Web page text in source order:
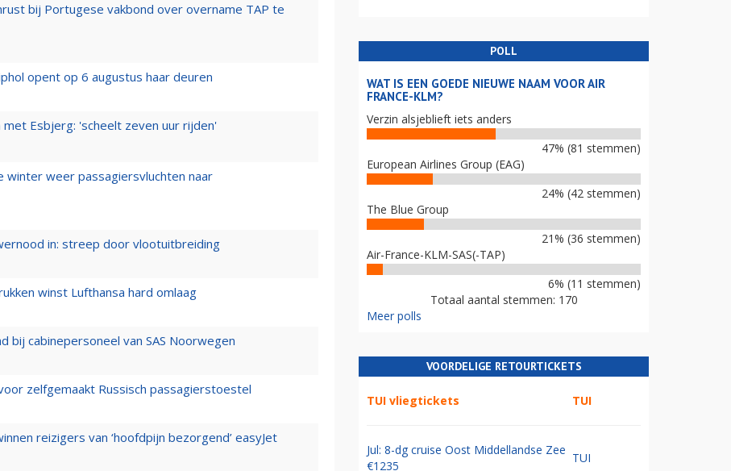
bij Portugese vakbond over overname TAP te
opent op 6 augustus haar deuren
Esbjerg: 'scheelt zeven uur rijden'
winter weer passagiersvluchten naar
in: streep door vlootuitbreiding
winst Lufthansa hard omlaag
bij cabinepersoneel van SAS Noorwegen
zelfgemaakt Russisch passagierstoestel
reizigers van ‘hoofdpijn bezorgend’ easyJet
POLL
WAT IS EEN GOEDE NIEUWE NAAM VOOR AIR
FRANCE-KLM?
Verzin alsjeblieft iets anders
47% (81 stemmen)
European Airlines Group (EAG)
24% (42 stemmen)
The Blue Group
21% (36 stemmen)
Air-France-KLM-SAS(-TAP)
6% (11 stemmen)
Totaal aantal stemmen: 170
Meer polls
VOORDELIGE RETOURTICKETS
TUI vliegtickets TUI
Jul: 8-dg cruise Oost Middellandse Zee
€1235
TUI